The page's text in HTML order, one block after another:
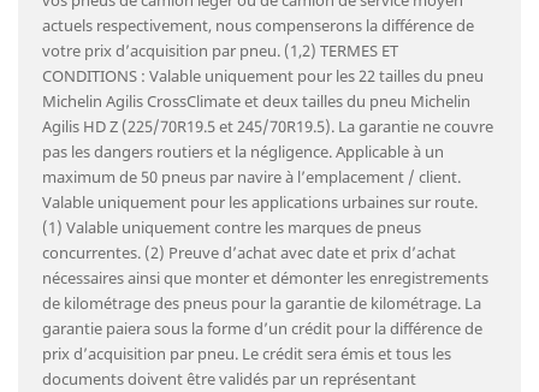
actuels respectivement, nous compenserons la différence de
votre prix d’acquisition par pneu. (1,2) TERMES ET
CONDITIONS : Valable uniquement pour les 22 tailles du pneu
Michelin Agilis CrossClimate et deux tailles du pneu Michelin
Agilis HD Z (225/70R19.5 et 245/70R19.5). La garantie ne couvre
pas les dangers routiers et la négligence. Applicable à un
maximum de 50 pneus par navire à l’emplacement / client.
Valable uniquement pour les applications urbaines sur route.
(1) Valable uniquement contre les marques de pneus
concurrentes. (2) Preuve d’achat avec date et prix d’achat
nécessaires ainsi que monter et démonter les enregistrements
de kilométrage des pneus pour la garantie de kilométrage. La
garantie paiera sous la forme d’un crédit pour la différence de
prix d’acquisition par pneu. Le crédit sera émis et tous les
documents doivent être validés par un représentant